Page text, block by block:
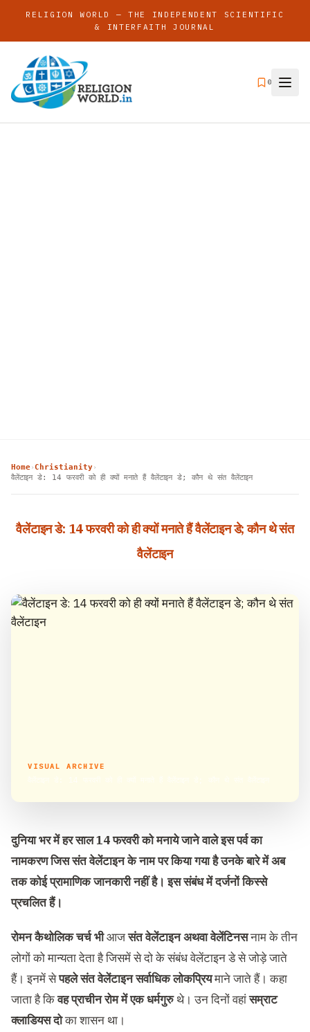
RELIGION WORLD — THE INDEPENDENT SCIENTIFIC
& INTERFAITH JOURNAL
0
Home›Christianity›
वैलेंटाइन डे: 14 फरवरी को ही क्यों मनाते हैं वैलेंटाइन डे; कौन थे संत वैलेंटाइन
वैलेंटाइन डे: 14 फरवरी को ही क्यों मनाते हैं वैलेंटाइन डे; कौन थे संत
वैलेंटाइन
VISUAL ARCHIVE
दुनिया भर में हर साल 14 फरवरी को मनाये जाने वाले इस पर्व का
नामकरण जिस संत वेलेंटाइन के नाम पर किया गया है उनके बारे में अब
तक कोई प्रामाणिक जानकारी नहीं है। इस संबंध में दर्जनों किस्से
प्रचलित हैं।
रोमन कैथोलिक चर्च भीआजसंत वेलेंटाइन अथवा वेलेंटिनसनाम के तीन
लोगों को मान्यता देता है जिसमें से दो के संबंध वेलेंटाइन डे से जोड़े जाते
हैं। इनमें सेपहले संत वेलेंटाइन सर्वाधिक लोकप्रियमाने जाते हैं। कहा
जाता है किवह प्राचीन रोम में एक धर्मगुरुथे। उन दिनों वहांसम्राट
क्लाडियस दोका शासन था।